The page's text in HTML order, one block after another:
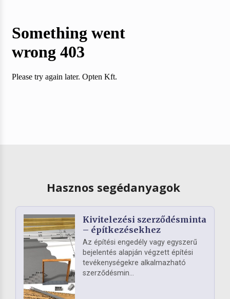
Hasznos segédanyagok
Kivitelezési szerződésminta
– építkezésekhez
Az építési engedély vagy egyszerű
bejelentés alapján végzett építési
tevékenységekre alkalmazható
szerződésmin...